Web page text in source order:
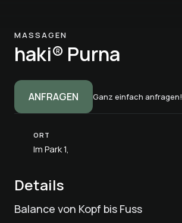
MASSAGEN
haki® Purna
ANFRAGEN Ganz einfach anfragen!
ORT
Im Park 1,
Details
Balance von Kopf bis Fuss